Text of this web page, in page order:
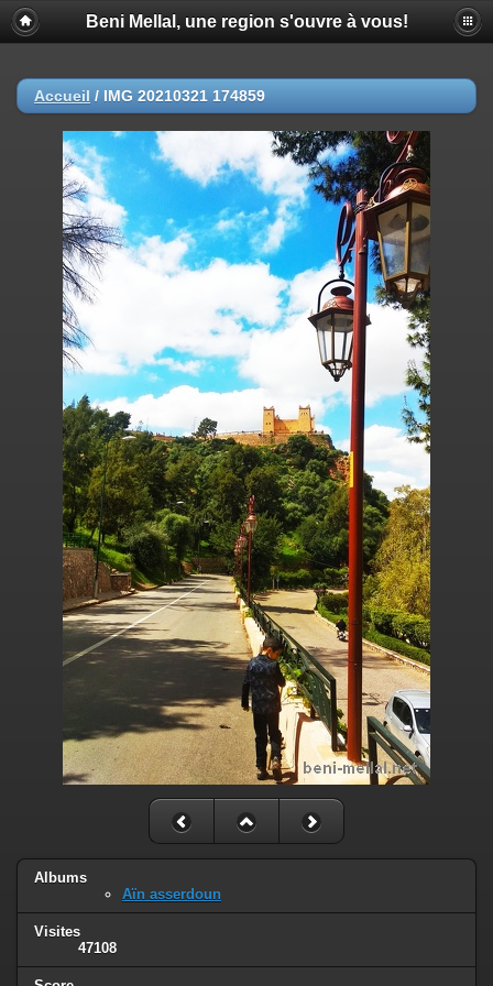
Beni Mellal, une region s'ouvre à vous!
Accueil / IMG 20210321 174859
Albums
Aïn asserdoun
Visites
47108